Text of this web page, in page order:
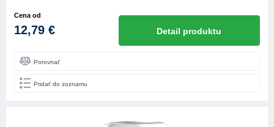
Cena od
12,79 € Detail produktu
Porovnať
Pridať do zoznamu